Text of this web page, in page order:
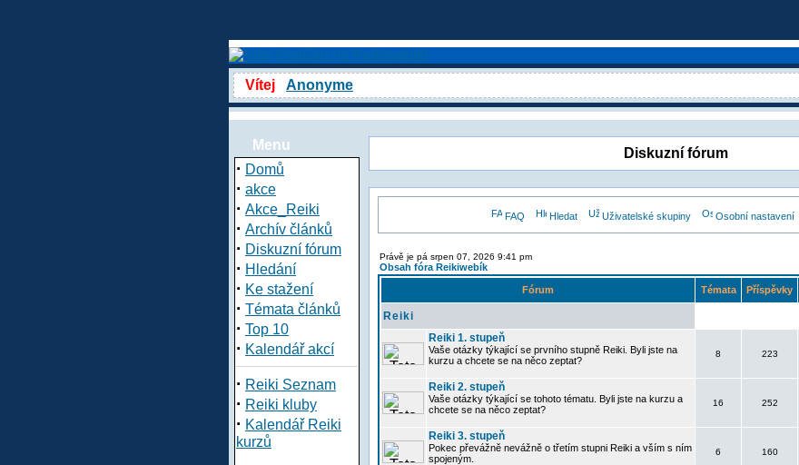
Vítej Anonyme
Menu
· Domů
· akce
· Akce_Reiki
· Archív článků
· Diskuzní fórum
· Hledání
· Ke stažení
· Témata článků
· Top 10
· Kalendář akcí
· Reiki Seznam
· Reiki kluby
· Kalendář Reiki
kurzů
Diskuzní fórum
FAQ Hledat Uživatelské skupiny Osobní nastavení
Právě je pá srpen 07, 2026 9:41 pm
Obsah fóra Reikiwebík
Fórum Témata Příspěvky
Reiki
Reiki 1. stupeň
Vaše otázky týkající se prvního stupně Reiki. Byli jste na
kurzu a chcete se na něco zeptat?
8 223
Reiki 2. stupeň
Vaše otázky týkající se tohoto tématu. Byli jste na kurzu a
chcete se na něco zeptat?
16 252
Reiki 3. stupeň
Pokec převážně nevážně o třetím stupni Reiki a vším s ním
spojeným.
6 160